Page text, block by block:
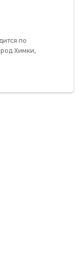
по
Химки,